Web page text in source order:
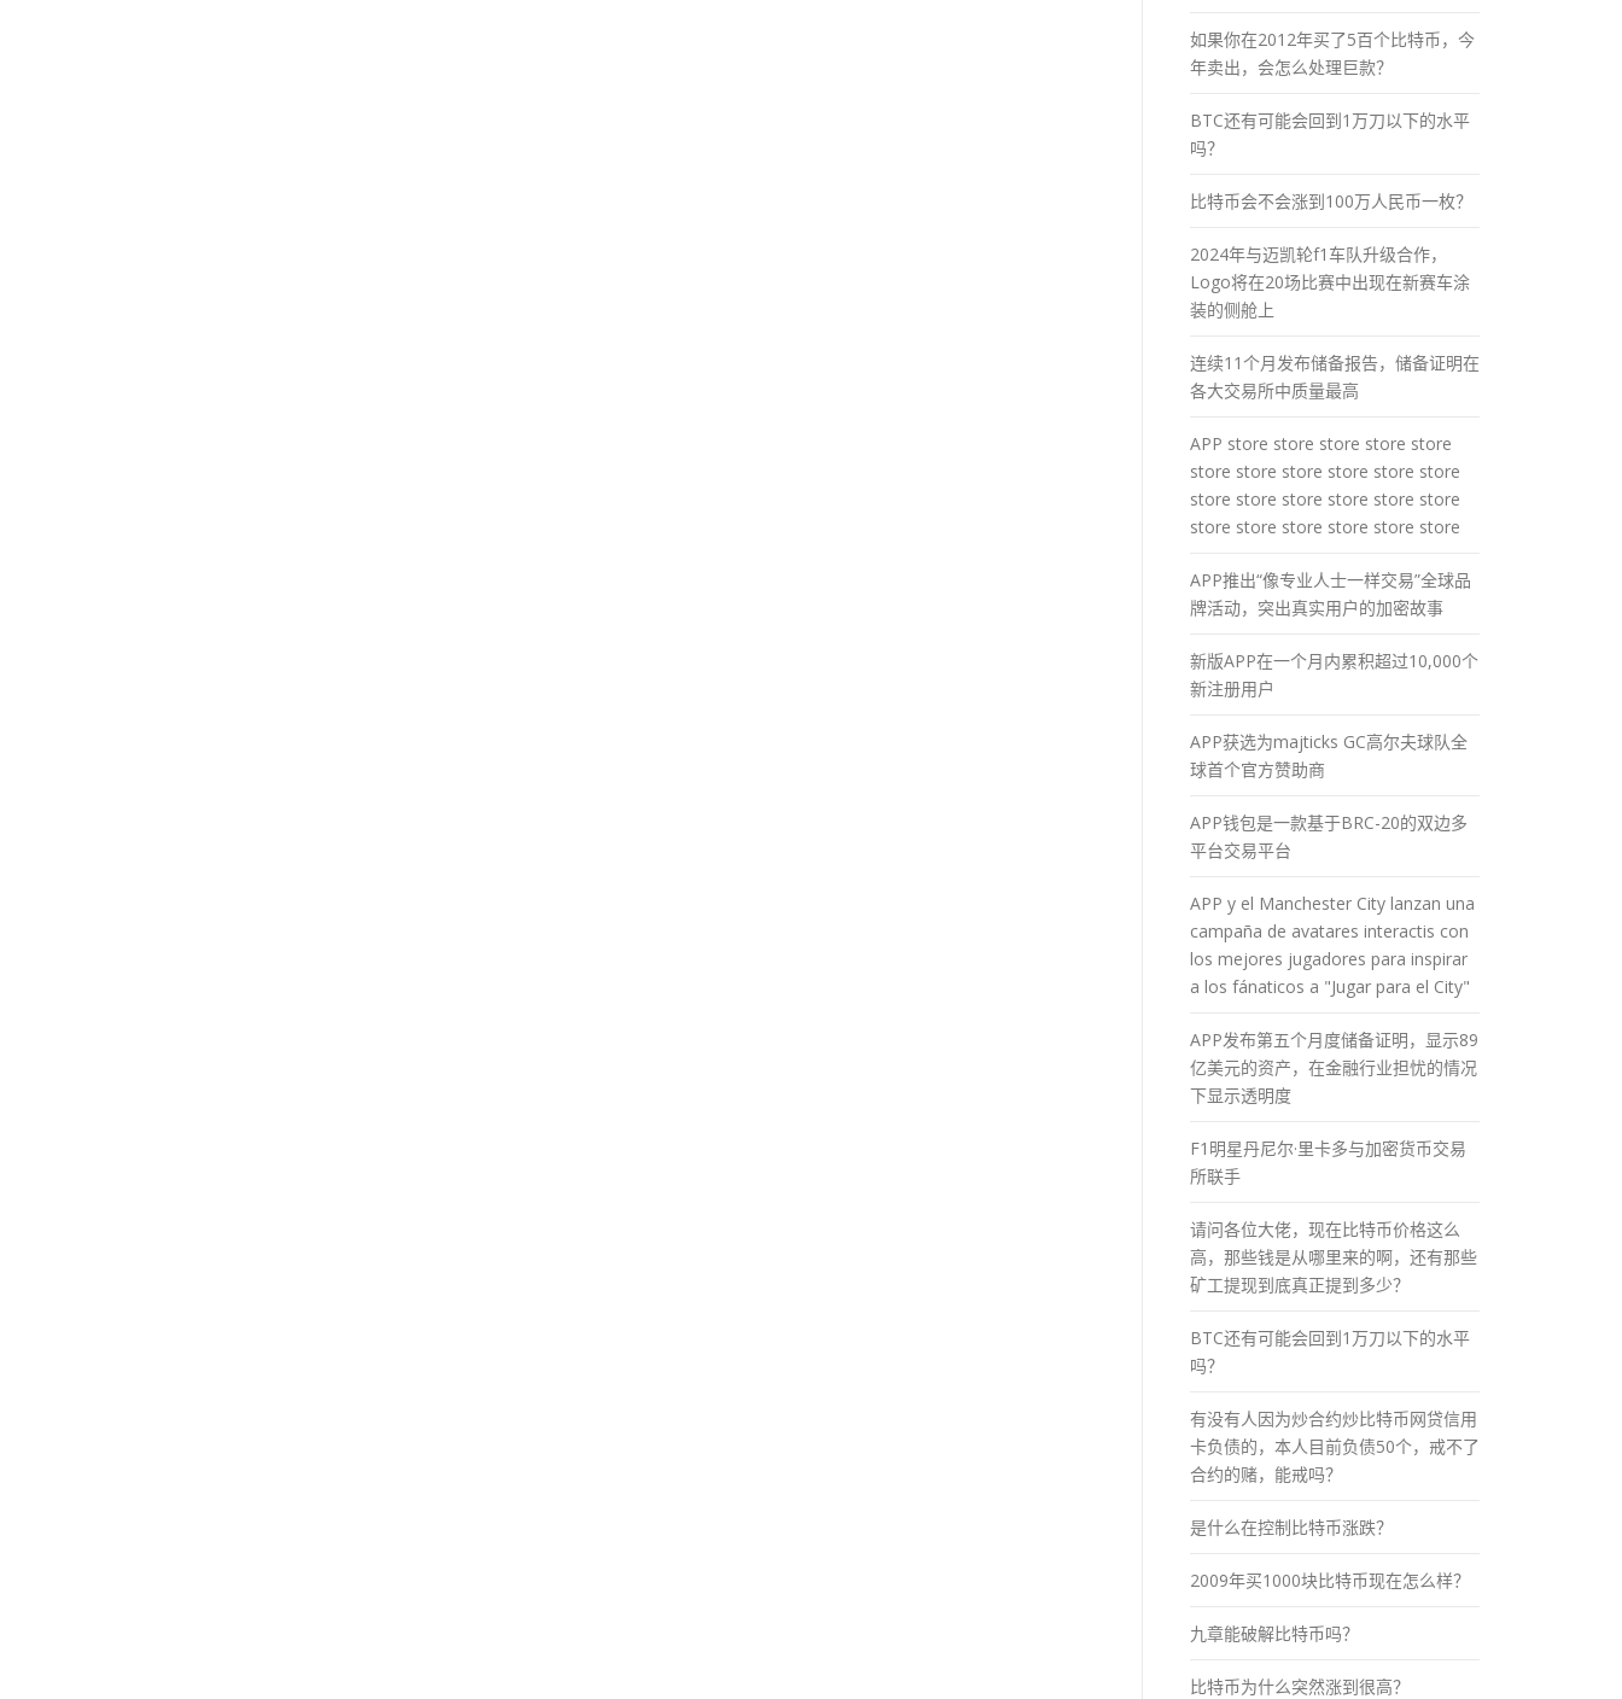
如果你在2012年买了5百个比特币，今
年卖出，会怎么处理巨款？
BTC还有可能会回到1万刀以下的水平
吗？
比特币会不会涨到100万人民币一枚？
2024年与迈凯轮f1车队升级合作，
Logo将在20场比赛中出现在新赛车涂
装的侧舱上
连续11个月发布储备报告，储备证明在
各大交易所中质量最高
APP store store store store store
store store store store store store
store store store store store store
store store store store store store
APP推出“像专业人士一样交易”全球品
牌活动，突出真实用户的加密故事
新版APP在一个月内累积超过10,000个
新注册用户
APP获选为majticks GC高尔夫球队全
球首个官方赞助商
APP钱包是一款基于BRC-20的双边多
平台交易平台
APP y el Manchester City lanzan una
campaña de avatares interactis con
los mejores jugadores para inspirar
a los fánaticos a "Jugar para el City"
APP发布第五个月度储备证明，显示89
亿美元的资产，在金融行业担忧的情况
下显示透明度
F1明星丹尼尔·里卡多与加密货币交易
所联手
请问各位大佬，现在比特币价格这么
高，那些钱是从哪里来的啊，还有那些
矿工提现到底真正提到多少？
BTC还有可能会回到1万刀以下的水平
吗？
有没有人因为炒合约炒比特币网贷信用
卡负债的，本人目前负债50个，戒不了
合约的赌，能戒吗？
是什么在控制比特币涨跌？
2009年买1000块比特币现在怎么样？
九章能破解比特币吗？
比特币为什么突然涨到很高？